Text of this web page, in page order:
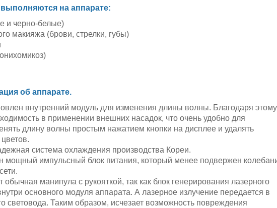
на аппарате:
и черно-белые)
макияжа (брови, стрелки, губы)
об аппарате.
внутренний модуль для изменения длины волны. Благодаря этому
в применении внешних насадок, что очень удобно для
длину волны простым нажатием кнопки на дисплее и удалять
система охлаждения производства Кореи.
мощный импульсный блок питания, который менее подвержен
обычная манипула с рукояткой, так как блок генерирования лазерного
основного модуля аппарата. А лазерное излучение передается в
световода. Таким образом, исчезает возможность повреждения